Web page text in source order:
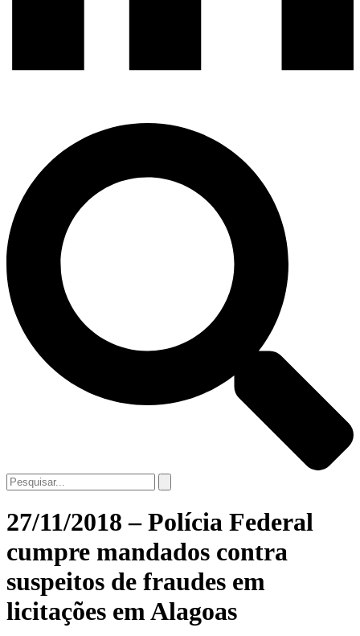
27/11/2018 – Polícia Federal
cumpre mandados contra
suspeitos de fraudes em
licitações em Alagoas